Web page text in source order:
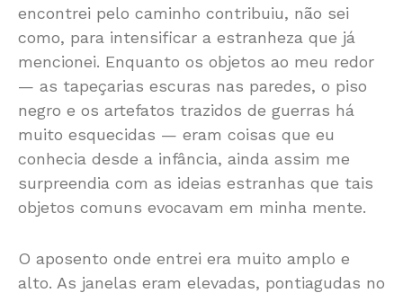
encontrei pelo caminho contribuiu, não sei
como, para intensificar a estranheza que já
mencionei. Enquanto os objetos ao meu redor
— as tapeçarias escuras nas paredes, o piso
negro e os artefatos trazidos de guerras há
muito esquecidas — eram coisas que eu
conhecia desde a infância, ainda assim me
surpreendia com as ideias estranhas que tais
objetos comuns evocavam em minha mente.
O aposento onde entrei era muito amplo e
alto. As janelas eram elevadas, pontiagudas no